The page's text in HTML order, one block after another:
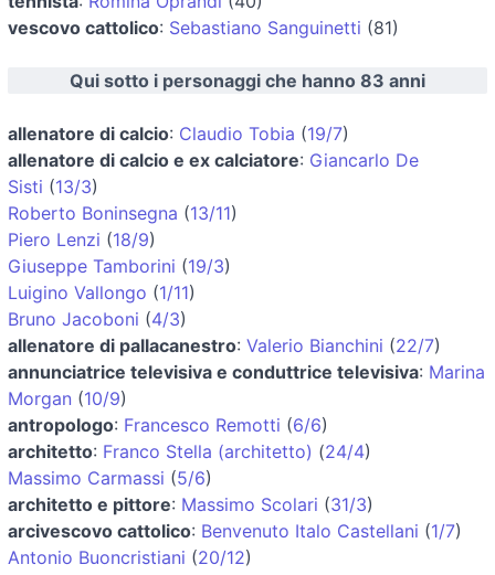
vescovo cattolico: Sebastiano Sanguinetti (81)
Qui sotto i personaggi che hanno 83 anni
allenatore di calcio: Claudio Tobia (19/7)
allenatore di calcio e ex calciatore: Giancarlo De
Sisti (13/3)
Roberto Boninsegna (13/11)
Piero Lenzi (18/9)
Giuseppe Tamborini (19/3)
Luigino Vallongo (1/11)
Bruno Jacoboni (4/3)
allenatore di pallacanestro: Valerio Bianchini (22/7)
annunciatrice televisiva e conduttrice televisiva: Marina
Morgan (10/9)
antropologo: Francesco Remotti (6/6)
architetto: Franco Stella (architetto) (24/4)
Massimo Carmassi (5/6)
architetto e pittore: Massimo Scolari (31/3)
arcivescovo cattolico: Benvenuto Italo Castellani (1/7)
Antonio Buoncristiani (20/12)